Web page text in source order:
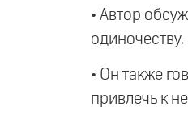
• Автор
одиночеству.
• Он также
привлечь к